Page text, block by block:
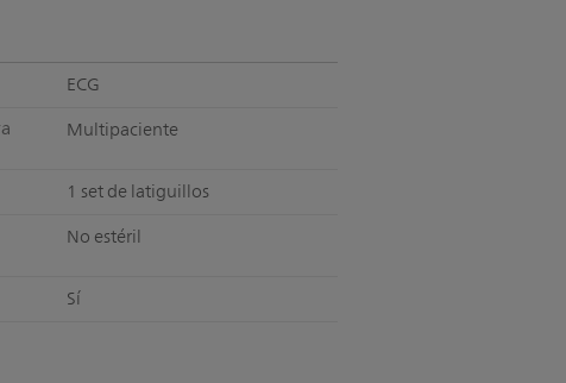
ECG
Multipaciente
1 set de latiguillos
No estéril
Sí